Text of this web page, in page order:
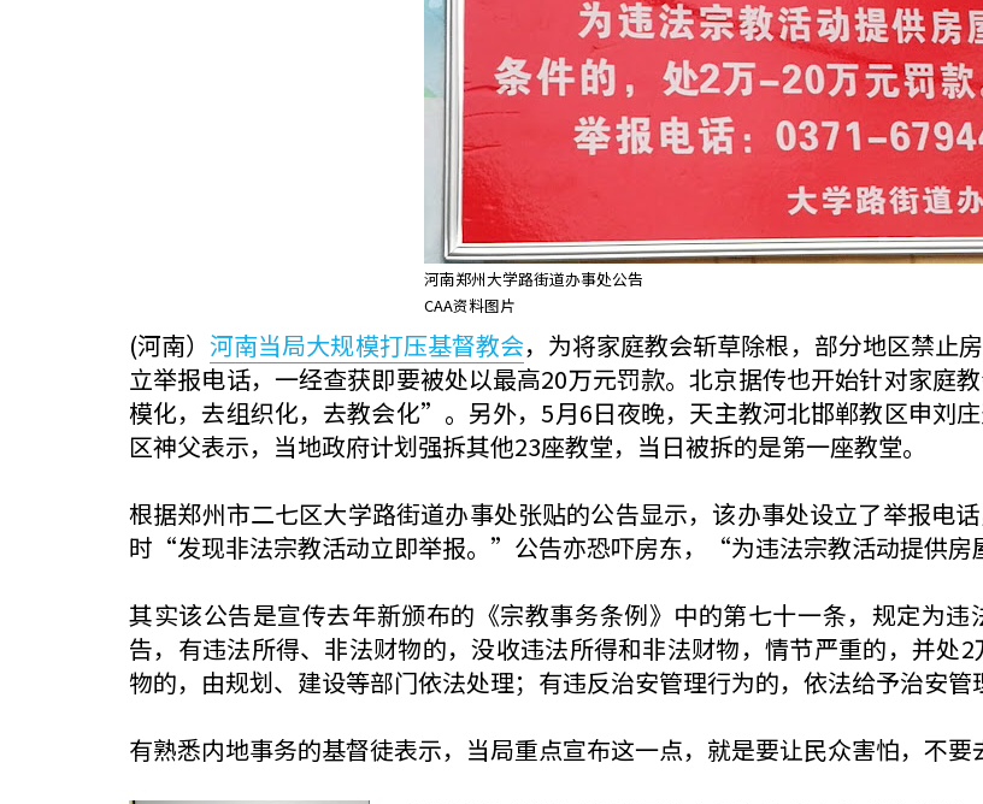
河南郑州大学路街道办事处公告
CAA资料图片
(河南）河南当局大规模打压基督教会，为将家庭教会斩草除根，部分地区禁止
立举报电话，一经查获即要被处以最高20万元罚款。北京据传也开始针对家
模化，去组织化，去教会化”。另外，5月6日夜晚，天主教河北邯郸教区申
区神父表示，当地政府计划强拆其他23座教堂，当日被拆的是第一座教堂。
根据郑州市二七区大学路街道办事处张贴的公告显示，该办事处设立了举报
时“发现非法宗教活动立即举报。”公告亦恐吓房东，“为违法宗教活动提供房
其实该公告是宣传去年新颁布的《宗教事务条例》中的第七十一条，规定为
告，有违法所得、非法财物的，没收违法所得和非法财物，情节严重的，并处
物的，由规划、建设等部门依法处理；有违反治安管理行为的，依法给予治安管
有熟悉内地事务的基督徒表示，当局重点宣布这一点，就是要让民众害怕，不要